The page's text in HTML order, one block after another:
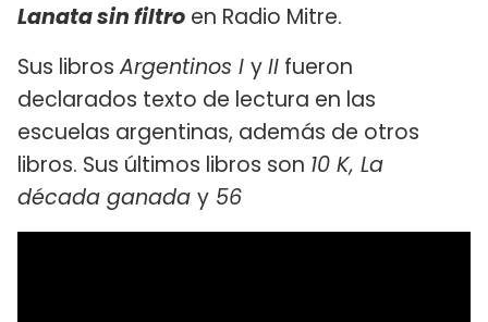
Lanata sin filtro en Radio Mitre.
Sus librosArgentinos I yII fueron
declarados texto de lectura en las
escuelas argentinas, además de otros
libros. Sus últimos libros son 10 K, La
década ganada y 56